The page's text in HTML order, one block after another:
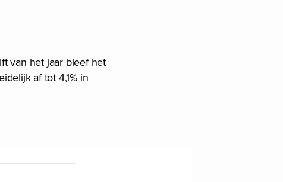
van het jaar bleef het
af tot 4,1% in